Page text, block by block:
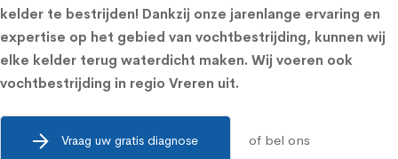
kelder te bestrijden! Dankzij onze jarenlange ervaring en
expertise op het gebied van vochtbestrijding, kunnen wij
elke kelder terug waterdicht maken. Wij voeren ook
vochtbestrijding in regio Vreren uit.
Vraag uw gratis diagnose of bel ons